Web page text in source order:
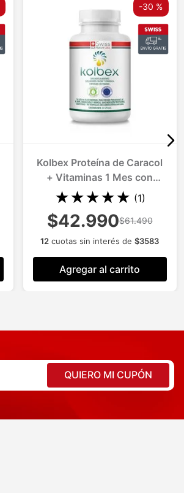
-30 %
Kolbex Proteína de Caracol
+ Vitaminas 1 Mes con
Nutraspersa Combate
Problemas Articulares
★★★★★ (1)
$42.990$61.490
12 cuotas sin interés de$3583
Agregar al carrito
-30 %
QUIERO MI CUPÓN